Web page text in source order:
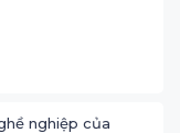
nghiệp của